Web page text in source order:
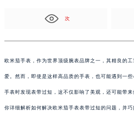
次
欧米茄手表，作为世界顶级腕表品牌之一，其精良的
爱。然而，即使是这样高品质的手表，也可能遇到一
手表时发现表带过短，这不仅影响了美观，还可能带
你详细解析如何解决欧米茄手表表带过短的问题，并巧